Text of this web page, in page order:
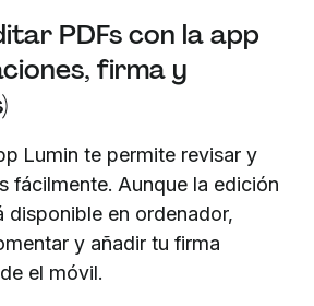
PDFs con la app
firma y
Lumin te permite revisar y
fácilmente. Aunque la edición
disponible en ordenador,
y añadir tu firma
el móvil.